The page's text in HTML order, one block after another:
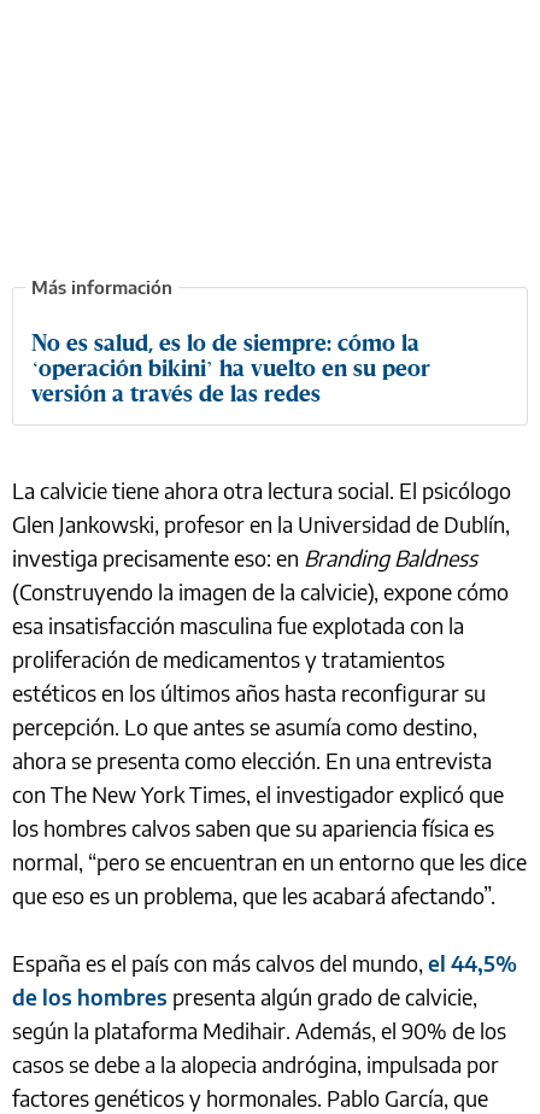
No es salud, es lo de siempre: cómo la
‘operación bikini’ ha vuelto en su peor
versión a través de las redes
La calvicie tiene ahora otra lectura social. El psicólogo
Glen Jankowski, profesor en la Universidad de Dublín,
investiga precisamente eso: en Branding Baldness
(Construyendo la imagen de la calvicie), expone cómo
esa insatisfacción masculina fue explotada con la
proliferación de medicamentos y tratamientos
estéticos en los últimos años hasta reconfigurar su
percepción. Lo que antes se asumía como destino,
ahora se presenta como elección. En una entrevista
con The New York Times, el investigador explicó que
los hombres calvos saben que su apariencia física es
normal, “pero se encuentran en un entorno que les dice
que eso es un problema, que les acabará afectando”.
España es el país con más calvos del mundo, el 44,5%
de los hombres presenta algún grado de calvicie,
según la plataforma Medihair. Además, el 90% de los
casos se debe a la alopecia andrógina, impulsada por
factores genéticos y hormonales. Pablo García, que